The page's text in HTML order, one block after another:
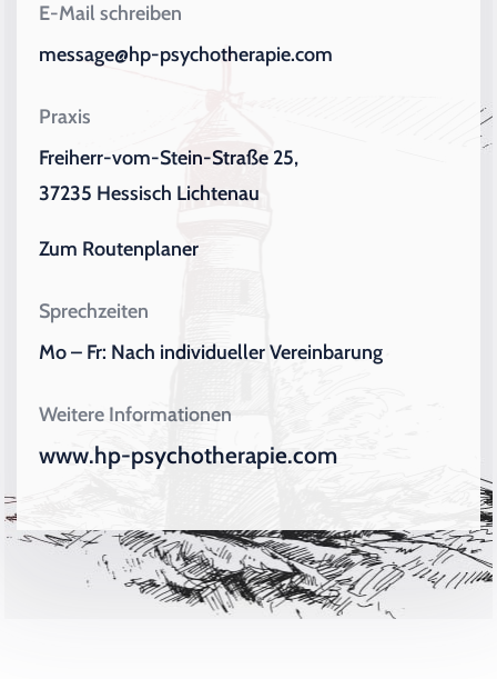
E-Mail schreiben
message@hp-psychotherapie.com
Praxis
Freiherr-vom-Stein-Straße 25,
37235 Hessisch Lichtenau
Zum Routenplaner
Sprechzeiten
Mo – Fr: Nach individueller Vereinbarung
Weitere Informationen
www.hp-psychotherapie.com